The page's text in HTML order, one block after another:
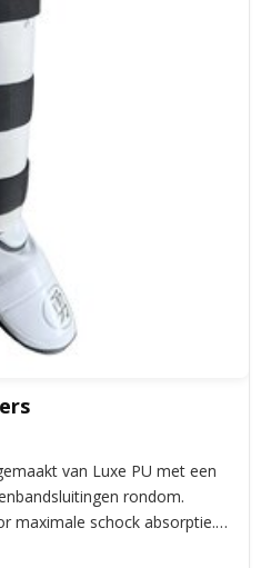
van Luxe PU met een
rondom.
maximale schock absorptie.
met elastiek achter de